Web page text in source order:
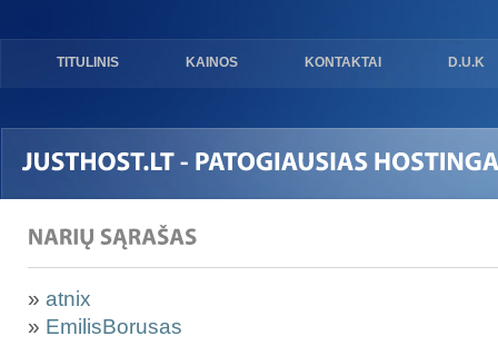
TITULINIS KAINOS KONTAKTAI D.U.K
» atnix
» EmilisBorusas